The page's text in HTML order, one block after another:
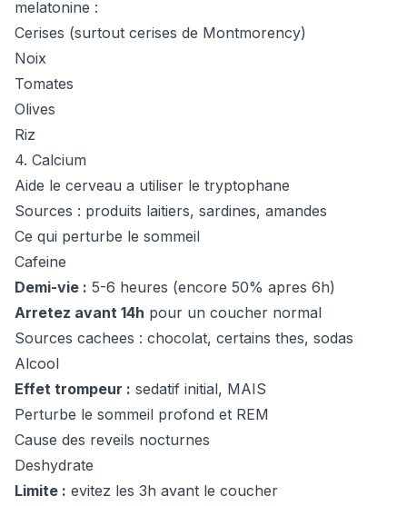
melatonine :
Cerises (surtout cerises de Montmorency)
Noix
Tomates
Olives
Riz
4. Calcium
Aide le cerveau a utiliser le tryptophane
Sources : produits laitiers, sardines, amandes
Ce qui perturbe le sommeil
Cafeine
Demi-vie : 5-6 heures (encore 50% apres 6h)
Arretez avant 14h pour un coucher normal
Sources cachees : chocolat, certains thes, sodas
Alcool
Effet trompeur : sedatif initial, MAIS
Perturbe le sommeil profond et REM
Cause des reveils nocturnes
Deshydrate
Limite : evitez les 3h avant le coucher